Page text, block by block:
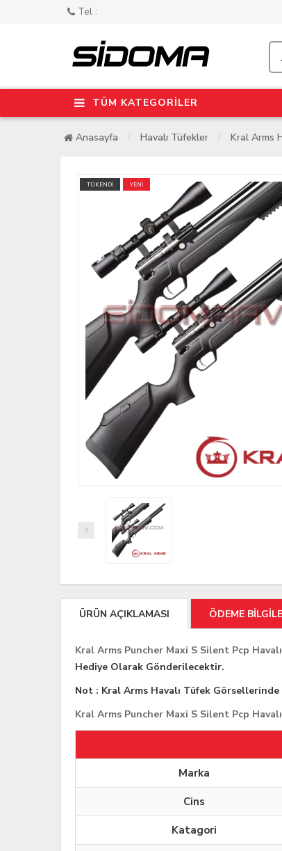
Tel :
TÜM KATEGORİLER
Anasayfa Havalı Tüfekler Kral Arms
TÜKENDİ YENİ
ÜRÜN AÇIKLAMASI ÖDEME
Kral Arms Puncher Maxi S Silent Pcp
Hediye Olarak Gönderilecektir.
Not : Kral Arms Havalı Tüfek
Kral Arms Puncher Maxi S Silent Pcp
Marka
Cins
Katagori